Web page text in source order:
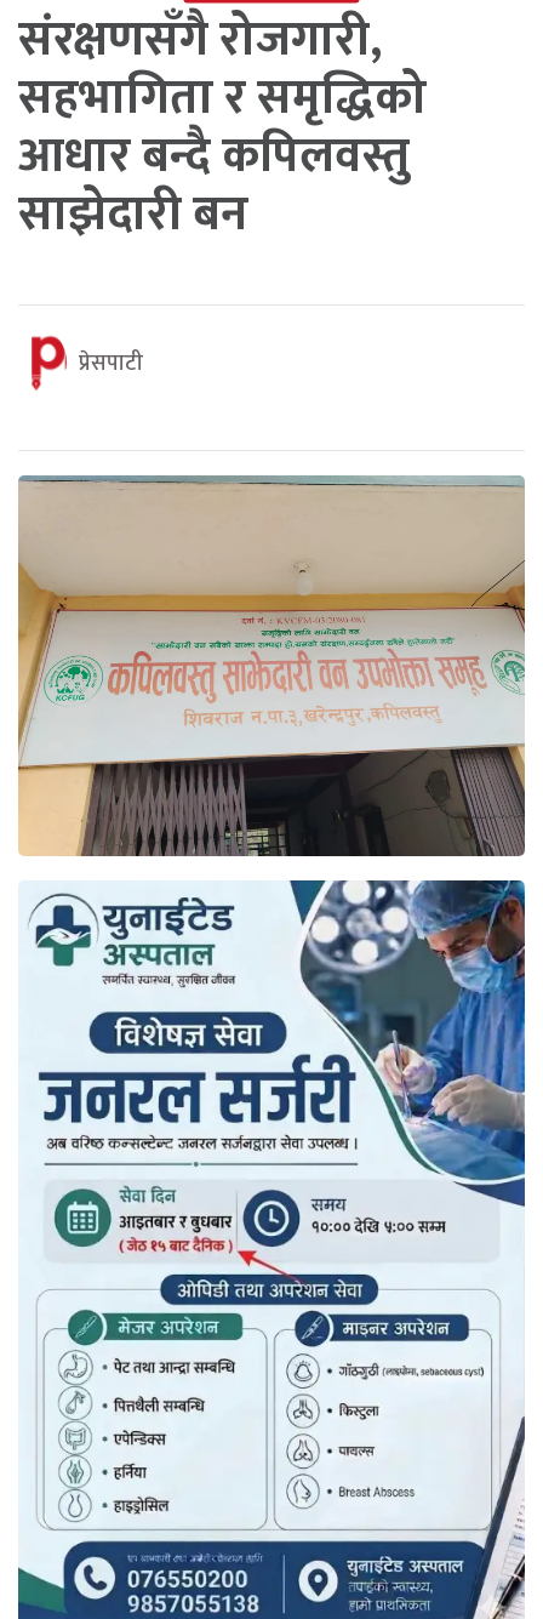
संरक्षणसँगै रोजगारी,
सहभागिता र समृद्धिको
आधार बन्दै कपिलवस्तु
साझेदारी बन
प्रेसपाटी